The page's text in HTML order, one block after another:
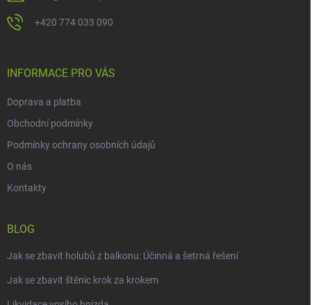
+420 774 033 090
INFORMACE PRO VÁS
Doprava a platba
Obchodní podmínky
Podmínky ochrany osobních údajů
O nás
Kontakty
BLOG
Jak se zbavit holubů z balkonu: Účinná a šetrná řešení
Jak se zbavit štěnic krok za krokem